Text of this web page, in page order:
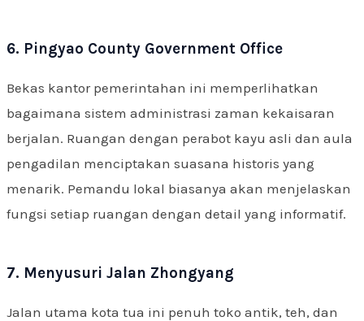
6. Pingyao County Government Office
Bekas kantor pemerintahan ini memperlihatkan
bagaimana sistem administrasi zaman kekaisaran
berjalan. Ruangan dengan perabot kayu asli dan aula
pengadilan menciptakan suasana historis yang
menarik. Pemandu lokal biasanya akan menjelaskan
fungsi setiap ruangan dengan detail yang informatif.
7. Menyusuri Jalan Zhongyang
Jalan utama kota tua ini penuh toko antik, teh, dan